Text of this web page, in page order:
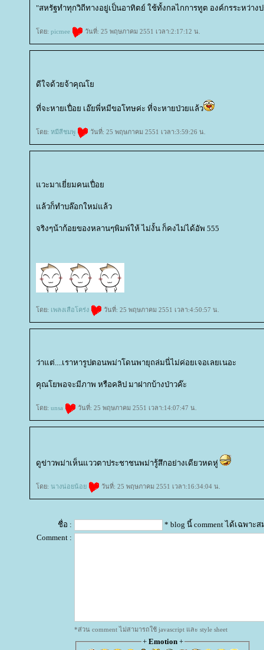
"สหรัฐทำทุกวิถีทางอยู่เป็นอาทิตย์ ใช้ทั้งกลไกการทูต องค์กรระหว่าง
ดย: picmee วันที่: 25 พฤษภาคม 2551 เวลา:2:17:12 น.
ดีใจด้วยจ้าคุณ
ที่จะหายเปื่อย เอ๊ยพี่หมีขอโทษค่ะ ที่จะหายป่วยแล้ว
ดย: หมีสีชมพู วันที่: 25 พฤษภาคม 2551 เวลา:3:59:26 น.
วะมาเยี่ยมคนเปื่อ
ล้วก็ทำบล๊อกใหม่แล้ว
จริงๆน้าก้อยของหลานๆพิมพ์ให้ ไม่งั้น ก็คงไม่ได้อัพ 555
ดย: เพลงเสือโคร่ง วันที่: 25 พฤษภาคม 2551 เวลา:4:50:57 น.
ว่าแต่....เราหารูปตอนพม่าโดนพายุถล่มนี่ไม่ค่อยเจอเลยเนอะ
คุณโยพอจะมีภาพ หรือคลิป มาฝากบ้างป่าวค๊ะ
ดย: unsa วันที่: 25 พฤษภาคม 2551 เวลา:14:07:47 น.
ดูข่าวพม่าเห็นแววตาประชาชนพม่ารู้สึกอย่างเดียวหดหู่
ดย: นางน่อยน้อ วันที่: 25 พฤษภาคม 2551 เวลา:16:34:04 น.
ชื่อ :
* blog นี้ comment ได้เฉพาะ
Comment :
*ส่วน comment ไม่สามารถใช้ javascript และ style sheet
+ Emotion+